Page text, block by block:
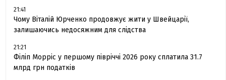
21:41
Чому Віталій Юрченко продовжує жити у Швейцарії,
залишаючись недосяжним для слідства
21:21
Філіп Морріс у першому півріччі 2026 року сплатила 31.7
млрд грн податків